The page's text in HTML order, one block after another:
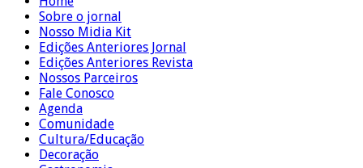
Sobre o jornal
Nosso Midia Kit
Edições Anteriores Jornal
Edições Anteriores Revista
Nossos Parceiros
Fale Conosco
Agenda
Comunidade
Cultura/Educação
Decoração